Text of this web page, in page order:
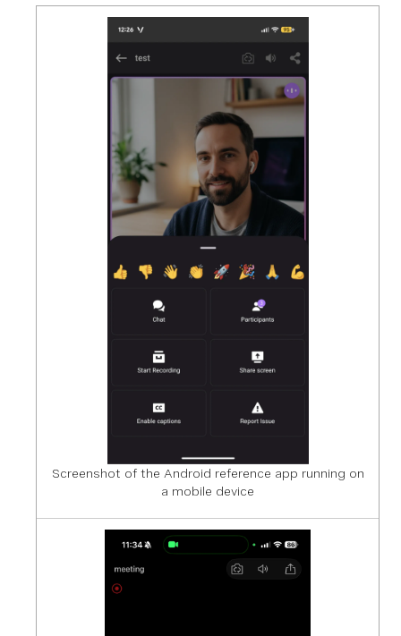
Screenshot of the Android reference app running on
a mobile device